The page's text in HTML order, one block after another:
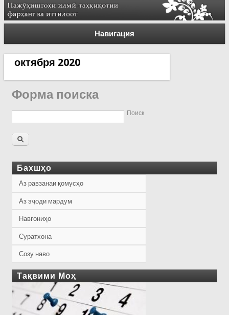
Навигация
октября 2020
Форма поиска
Поиск
Бахшҳо
Аз равзанаи қомусҳо
Аз эҷоди мардум
Навгониҳо
Суратхона
Созу наво
Тақвими Моҳ